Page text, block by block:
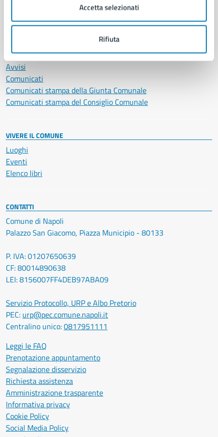
Accetta selezionati
Rifiuta
Notizie
Avvisi
Comunicati
Comunicati stampa della Giunta Comunale
Comunicati stampa del Consiglio Comunale
VIVERE IL COMUNE
Luoghi
Eventi
Elenco libri
CONTATTI
Comune di Napoli
Palazzo San Giacomo, Piazza Municipio - 80133
P. IVA: 01207650639
CF: 80014890638
LEI: 8156007FF4DEB97ABA09
Servizio Protocollo, URP e Albo Pretorio
PEC: urp@pec.comune.napoli.it
Centralino unico:0817951111
Leggi le FAQ
Prenotazione appuntamento
Segnalazione disservizio
Richiesta assistenza
Amministrazione trasparente
Informativa privacy
Cookie Policy
Social Media Policy